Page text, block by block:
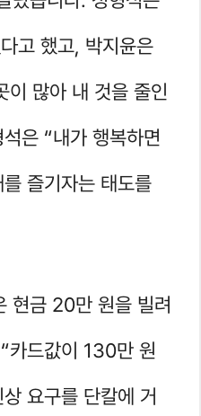
고 했고, 박지윤은
이 많아 내 것을 줄인
은 “내가 행복하면
즐기자는 태도를
현금 20만 원을 빌려
카드값이 130만 원
요구를 단칼에 거